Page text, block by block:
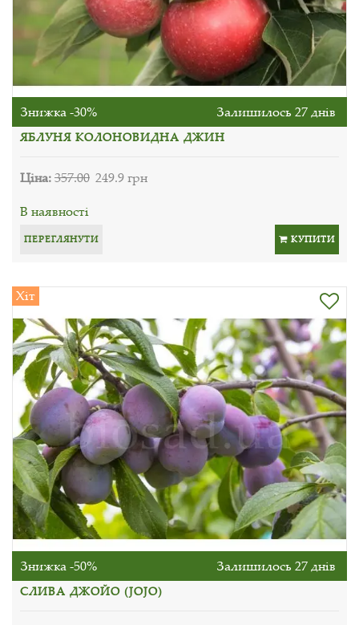
Знижка -30% Залишилось 27 днів
ЯБЛУНЯ КОЛОНОВИДНА ДЖИН
Ціна:357.00 249.9 грн
В наявності
ПЕРЕГЛЯНУТИ КУПИТИ
Хіт
Знижка -50% Залишилось 27 днів
СЛИВА ДЖОЙО (JOJO)